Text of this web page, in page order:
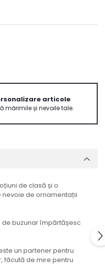
articole
mărimile și nevoile tale.
de clasă și o
nevoie de ornamentații
de buzunar împărtășesc
un partener pentru
făcută de mire pentru